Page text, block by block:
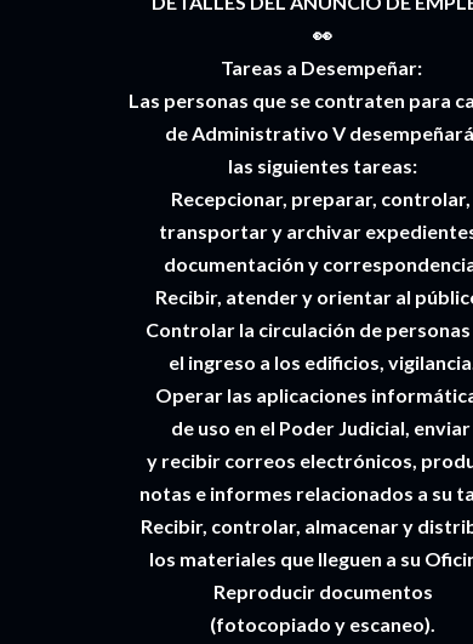
👀
Tareas a Desempeñar:
Las personas que se contraten para
de Administrativo V
las siguientes tareas:
Recepcionar, preparar, controlar,
transportar y archivar
documentación y
Recibir, atender y orientar al
Controlar la circulación de
el ingreso a los edificios,
Operar las aplicaciones
de uso en el Poder Judicial, enviar
y recibir correos electrónicos,
notas e informes relacionados a su
Recibir, controlar, almacenar y
los materiales que lleguen a su
Reproducir documentos
(fotocopiado y escaneo).